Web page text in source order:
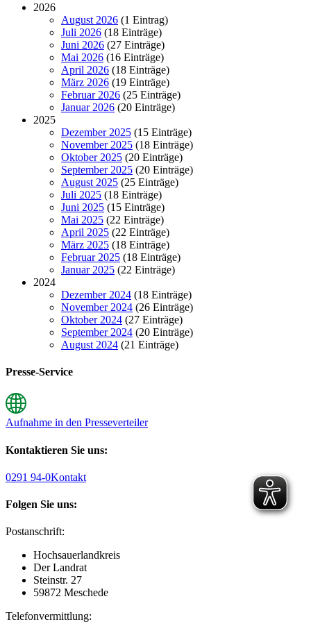
2026
August 2026 (1 Eintrag)
Juli 2026 (18 Einträge)
Juni 2026 (27 Einträge)
Mai 2026 (16 Einträge)
April 2026 (18 Einträge)
März 2026 (19 Einträge)
Februar 2026 (25 Einträge)
Januar 2026 (20 Einträge)
2025
Dezember 2025 (15 Einträge)
November 2025 (18 Einträge)
Oktober 2025 (20 Einträge)
September 2025 (20 Einträge)
August 2025 (25 Einträge)
Juli 2025 (18 Einträge)
Juni 2025 (15 Einträge)
Mai 2025 (22 Einträge)
April 2025 (22 Einträge)
März 2025 (18 Einträge)
Februar 2025 (18 Einträge)
Januar 2025 (22 Einträge)
2024
Dezember 2024 (18 Einträge)
November 2024 (26 Einträge)
Oktober 2024 (27 Einträge)
September 2024 (20 Einträge)
August 2024 (21 Einträge)
Presse-Service
Aufnahme in den Presseverteiler
Kontaktieren Sie uns:
0291 94-0Kontakt
Folgen Sie uns:
Postanschrift:
Hochsauerlandkreis
Der Landrat
Steinstr. 27
59872 Meschede
Telefonvermittlung: